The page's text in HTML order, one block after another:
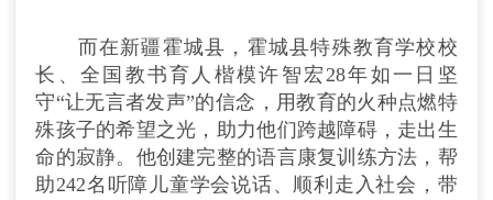
而在新疆霍城县，霍城县特殊教育学校校
长、全国教书育人楷模许智宏28年如一日坚
守“让无言者发声”的信念，用教育的火种点燃特
殊孩子的希望之光，助力他们跨越障碍，走出生
命的寂静。他创建完整的语言康复训练方法，帮
助242名听障儿童学会说话、顺利走入社会，带